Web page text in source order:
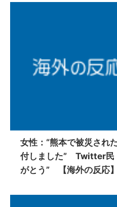
女性：“熊本で被災され
付しました” Twitter民
がとう” 【海外の反応】